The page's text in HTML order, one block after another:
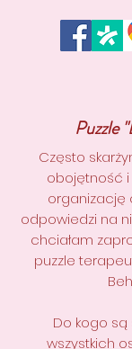
Puzzle
Często
obojętność i
organizację
odpowiedzi na
chciałam
puzzle
Do kogo są
wszystkich